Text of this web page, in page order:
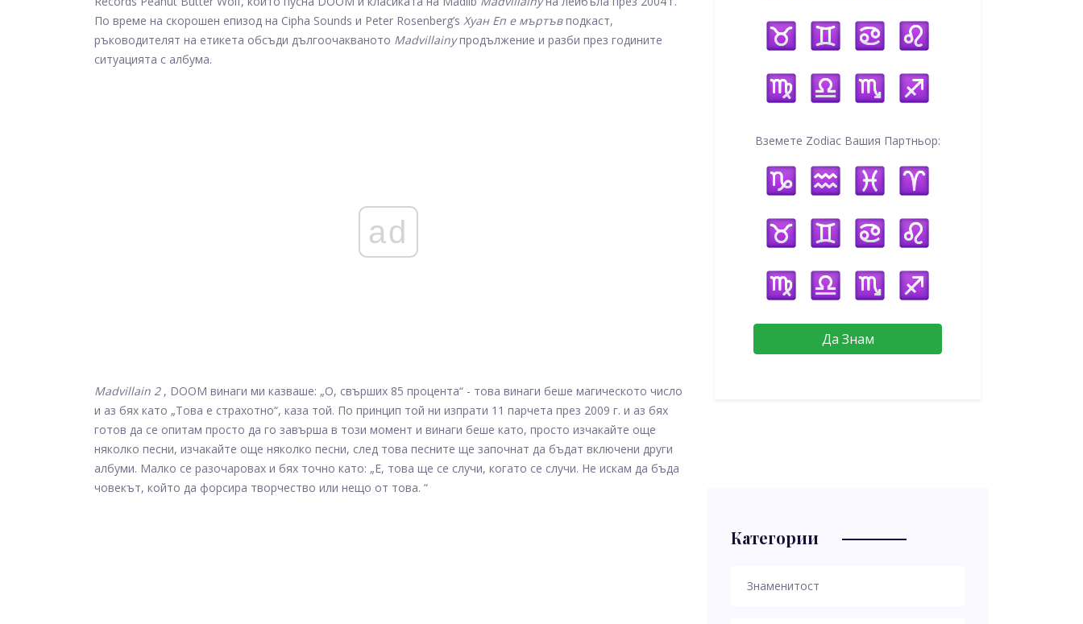
По време на скорошен епизод на Cipha Sounds и Peter Rosenberg’s Хуан Еп е мъртъвподкаст,
ръководителят на етикета обсъди дългоочакваното Madvillainyпродължение и разби през годините
ситуацията с албума.
ad
Madvillain 2, DOOM винаги ми казваше: „О, свърших 85 процента“ - това винаги беше магическото число
и аз бях като „Това е страхотно“, каза той. По принцип той ни изпрати 11 парчета през 2009 г. и аз бях
готов да се опитам просто да го завърша в този момент и винаги беше като, просто изчакайте още
няколко песни, изчакайте още няколко песни, след това песните ще започнат да бъдат включени други
албуми. Малко се разочаровах и бях точно като: „Е, това ще се случи, когато се случи. Не искам да бъда
човекът, който да форсира творчество или нещо от това. “
Вземете Zodiac Вашия Партньор:
Да Знам
Категории
Знаменитост